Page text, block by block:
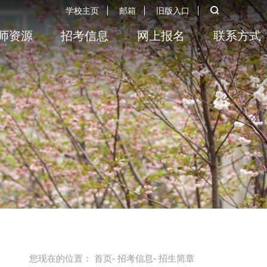
学校主页 邮箱 旧版入口
资源 招考信息 网上报名 联系方式
您现在的位置： 首页- 招考信息- 招生简章